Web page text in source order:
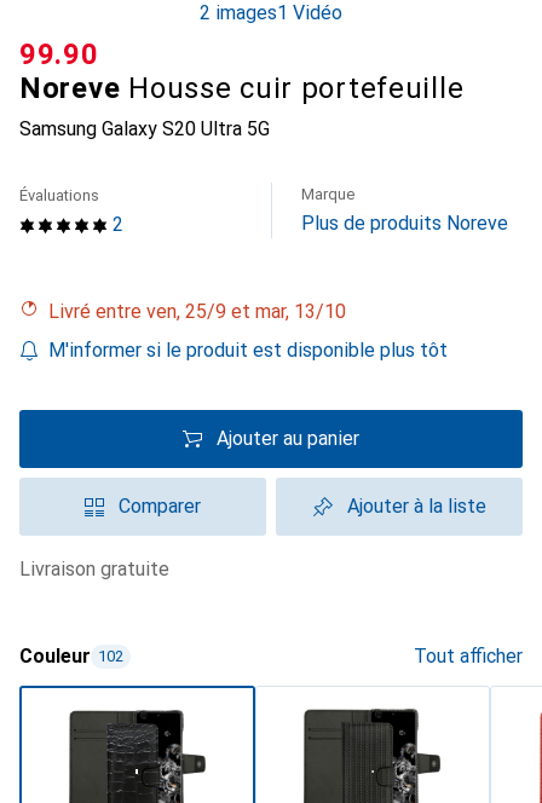
2 images1 Vidéo
Noreve Housse cuir portefeuille
Samsung Galaxy S20 Ultra 5G
CHF
99.90
2
Évaluations Marque
Plus de produits Noreve
Livré entre ven, 25/9 et mar, 13/10
M'informer si le produit est disponible plus tôt
Ajouter au panier
Comparer Ajouter à la liste
livraison gratuite
Couleur 102 Tout afficher